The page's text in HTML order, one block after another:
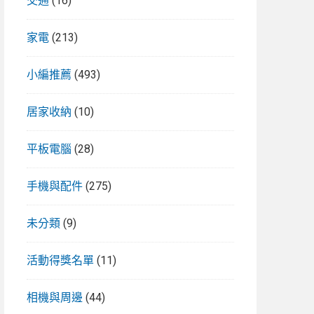
家電 (213)
小編推薦 (493)
居家收納 (10)
平板電腦 (28)
手機與配件 (275)
未分類 (9)
活動得獎名單 (11)
相機與周邊 (44)